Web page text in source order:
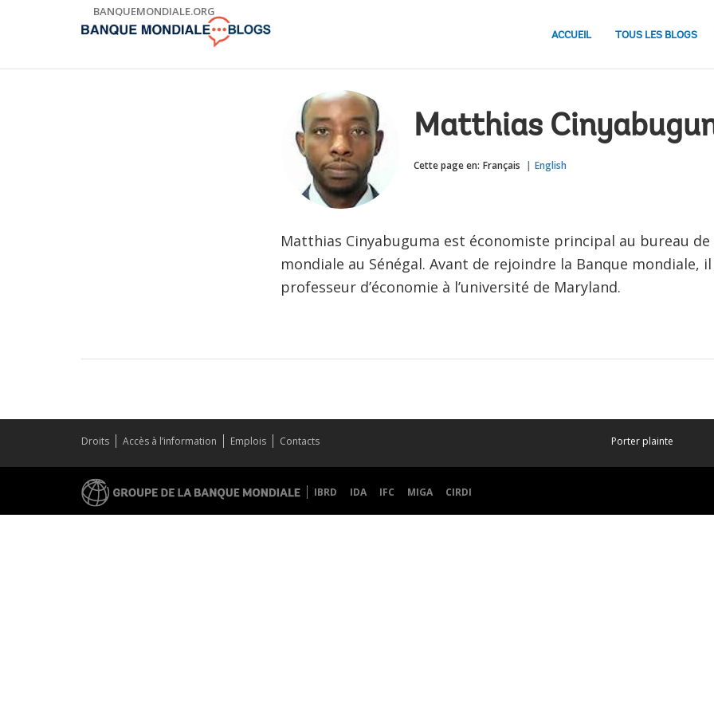
BANQUEMONDIALE.ORG
ACCUEIL TOUS LES BLOGS
​Matthias
Cette page en: Français English
Matthias Cinyabuguma est économiste principal au bureau de
mondiale au Sénégal. Avant de rejoindre la Banque mondiale,
professeur d’économie à l’université de Maryland.
Droits Accès à l’information Emplois Contacts Porter plainte
IBRD IDA IFC MIGA CIRDI